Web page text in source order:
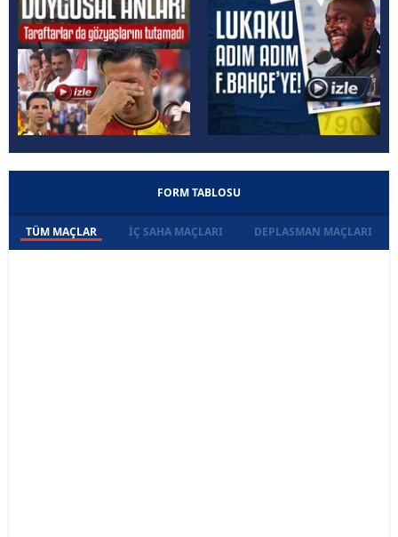
FORM TABLOSU
TÜM MAÇLAR İÇ SAHA MAÇLARI DEPLASMAN MAÇLARI